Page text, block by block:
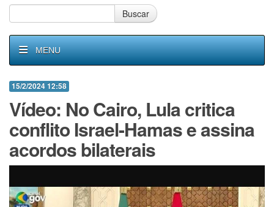
Buscar
MENU
15/2/2024 12:58
Vídeo: No Cairo, Lula critica
conflito Israel-Hamas e assina
acordos bilaterais